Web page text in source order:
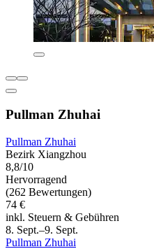
Pullman Zhuhai
Pullman Zhuhai
Bezirk Xiangzhou
8,8/10
Hervorragend
(262 Bewertungen)
74 €
inkl. Steuern & Gebühren
8. Sept.–9. Sept.
Pullman Zhuhai